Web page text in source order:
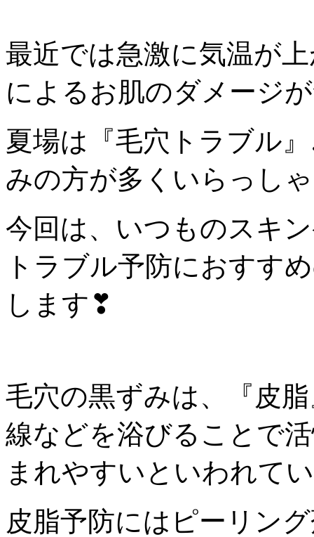
最近では急激に気温が
によるお肌のダメージ
夏場は『毛穴トラブル
みの方が多くいらっし
今回は、いつものスキ
トラブル予防におすす
します❣︎
毛穴の黒ずみは、『皮
線などを浴びることで
まれやすいといわれて
皮脂予防にはピーリン